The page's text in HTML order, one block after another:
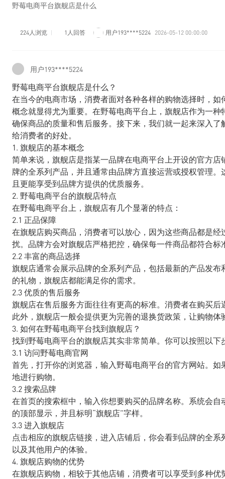
野莓电商平台旗舰店是什么
224人浏览 1人回答 用户193****5224 2026-05-12 00:00:00
用户193****5224
野莓电商平台旗舰店是什么？
在当今的电商市场，消费者面对各种各样的购物选择时，
概念就显得尤为重要。在野莓电商平台上，旗舰店作为一
确保商品的质量和售后服务。接下来，我们就一起来深入
给消费者的好处。
1. 旗舰店的基本概念
简单来说，旗舰店是指某一品牌在电商平台上开设的官方
牌的全系列产品，并且通常由品牌方直接运营或授权管理
且更能享受到品牌方提供的优质服务。
2. 野莓电商平台的旗舰店特点
在野莓电商平台上，旗舰店有几个显著的特点：
2.1 正品保障
在旗舰店购买商品，消费者可以放心，因为这些商品都是
扰。品牌方会对旗舰店严格把控，确保每一件商品都符合标
2.2 丰富的商品选择
旗舰店通常会展示品牌的全系列产品，包括最新的产品发
的礼物，旗舰店都能满足你的需求。
2.3 优质的售后服务
旗舰店在售后服务方面往往有更高的标准。消费者在购买
此外，旗舰店一般会提供更为完善的退换货政策，让购物体
3. 如何在野莓电商平台找到旗舰店？
找到野莓电商平台的旗舰店其实非常简单。你可以按照以下
3.1 访问野莓电商官网
首先，打开你的浏览器，输入野莓电商平台的官方网站。
地进行购物。
3.2 搜索品牌
在首页的搜索框中，输入你想要购买的品牌名称。系统会
的顶部显示，并且标明“旗舰店”字样。
3.3 进入旗舰店
点击相应的旗舰店链接，进入店铺后，你会看到品牌的全
以及其他用户的体验。
4. 旗舰店购物的优势
在旗舰店购物，相较于其他店铺，消费者可以享受到多种优